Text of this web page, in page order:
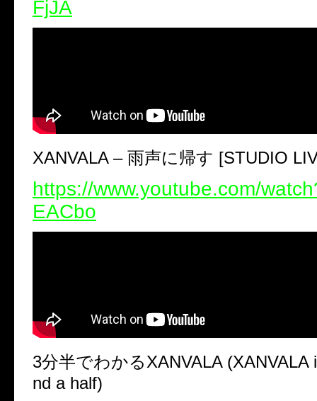
FjJA
XANVALA – 雨声に帰す [STUDIO
https://www.youtube.com/
EACbo
3分半でわかるXANVALA (XANVALA
nd a half)